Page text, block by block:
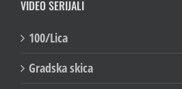
VIDEO SERIJALI
100/Lica
Gradska skica